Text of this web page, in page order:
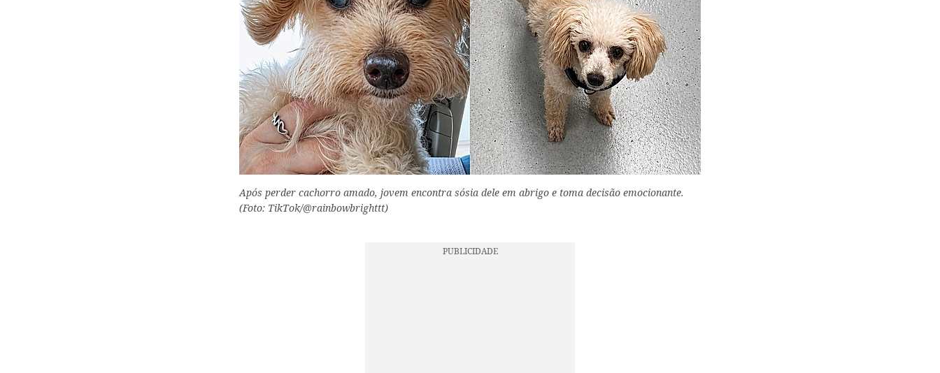
Após perder cachorro amado, jovem encontra sósia dele em abrigo e toma decisão emocionante.
(Foto: TikTok/@rainbowbrighttt)